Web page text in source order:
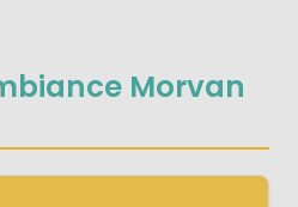
Morvan